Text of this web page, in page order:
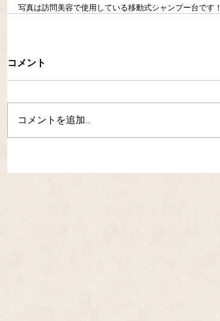
写真は訪問美容で使用している移動式シャンプー台です！
コメント
コメントを追加…